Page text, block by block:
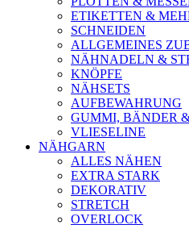
ETIKETTEN &
SCHNEIDEN
ALLGEMEINES
NÄHNADELN &
KNÖPFE
NÄHSETS
AUFBEWAHRUNG
GUMMI, BÄNDER
VLIESELINE
NÄHGARN
ALLES NÄHEN
EXTRA STARK
DEKORATIV
STRETCH
OVERLOCK